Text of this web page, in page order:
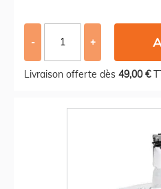
- +
Livraison offerte dès 49,00 €